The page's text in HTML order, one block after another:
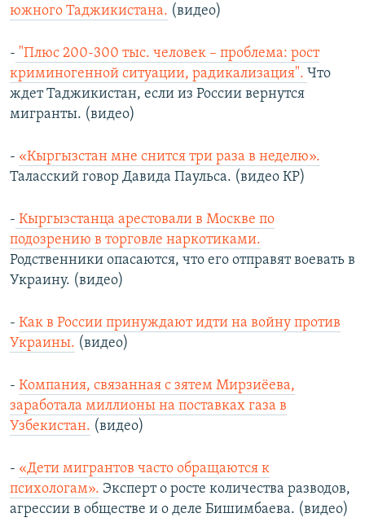
южного Таджикистана. (видео)
- "Плюс 200-300 тыс. человек – проблема: рост
криминогенной ситуации, радикализация". Что
ждет Таджикистан, если из России вернутся
мигранты. (видео)
- «Кыргызстан мне снится три раза в неделю».
Таласский говор Давида Паульса. (видео КР)
- Кыргызстанца арестовали в Москве по
подозрению в торговле наркотиками.
Родственники опасаются, что его отправят воевать в
Украину. (видео)
- Как в России принуждают идти на войну против
Украины. (видео)
- Компания, связанная с зятем Мирзиёева,
заработала миллионы на поставках газа в
Узбекистан. (видео)
- «Дети мигрантов часто обращаются к
психологам». Эксперт о росте количества разводов,
агрессии в обществе и о деле Бишимбаева. (видео)